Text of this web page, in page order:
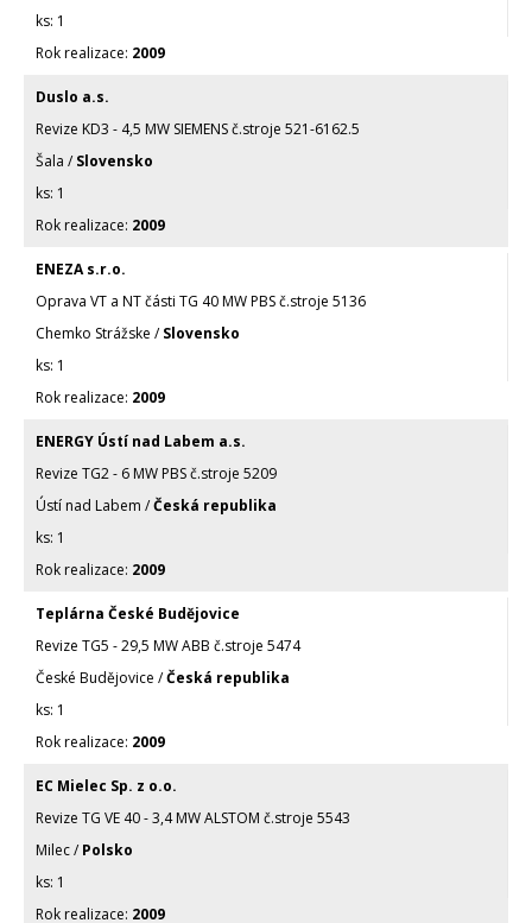
1
2009
Duslo a.s.
Revize KD3 - 4,5 MW SIEMENS č.stroje 521-6162.5
Šala /Slovensko
1
2009
ENEZA s.r.o.
Oprava VT a NT části TG 40 MW PBS č.stroje 5136
Chemko Strážske /Slovensko
1
2009
ENERGY Ústí nad Labem a.s.
Revize TG2 - 6 MW PBS č.stroje 5209
Ústí nad Labem /Česká republika
1
2009
Teplárna České Budějovice
Revize TG5 - 29,5 MW ABB č.stroje 5474
České Budějovice /Česká republika
1
2009
EC Mielec Sp. z o.o.
Revize TG VE 40 - 3,4 MW ALSTOM č.stroje 5543
Milec /Polsko
1
2009